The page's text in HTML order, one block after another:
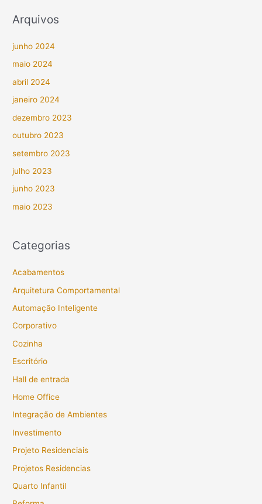
Arquivos
junho 2024
maio 2024
abril 2024
janeiro 2024
dezembro 2023
outubro 2023
setembro 2023
julho 2023
junho 2023
maio 2023
Categorias
Acabamentos
Arquitetura Comportamental
Automação Inteligente
Corporativo
Cozinha
Escritório
Hall de entrada
Home Office
Integração de Ambientes
Investimento
Projeto Residenciais
Projetos Residencias
Quarto Infantil